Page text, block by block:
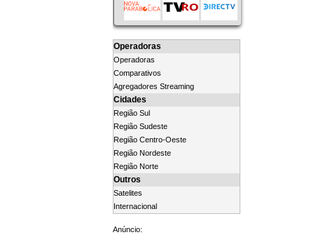
Operadoras
Operadoras
Comparativos
Agregadores Streaming
Cidades
Região Sul
Região Sudeste
Região Centro-Oeste
Região Nordeste
Região Norte
Outros
Satelites
Internacional
Anúncio: